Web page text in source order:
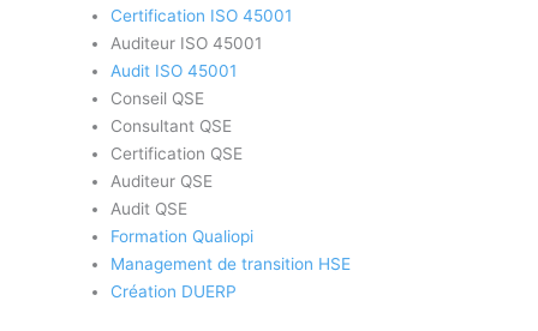
Certification ISO 45001
Auditeur ISO 45001
Audit ISO 45001
Conseil QSE
Consultant QSE
Certification QSE
Auditeur QSE
Audit QSE
Formation Qualiopi
Management de transition HSE
Création DUERP